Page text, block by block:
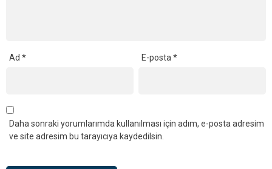
Ad * E-posta*
Daha sonraki yorumlarımda kullanılması için adım, e-posta adresim
ve site adresim bu tarayıcıya kaydedilsin.